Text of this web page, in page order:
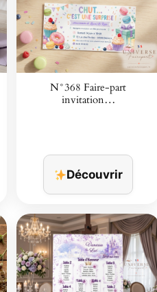
N°368 Faire-part
invitation…
Découvrir